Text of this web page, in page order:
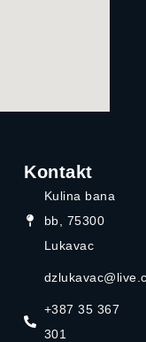
Kontakt
Kulina bana
bb, 75300
Lukavac
+387 35 367
301